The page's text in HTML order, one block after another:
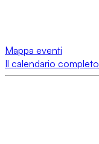
Mappa eventi
Il calendario completo